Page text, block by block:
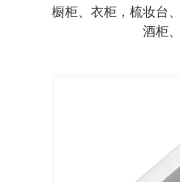
橱柜、衣柜，梳妆台
酒柜